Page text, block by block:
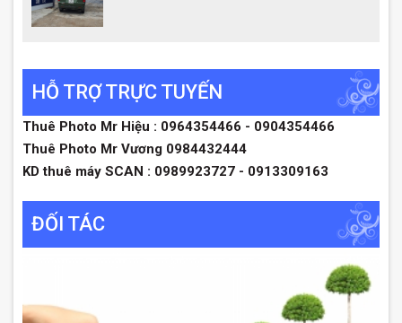
HỖ TRỢ TRỰC TUYẾN
Thuê Photo Mr Hiệu : 0964354466 - 0904354466
Thuê Photo Mr Vương 0984432444
KD thuê máy SCAN : 0989923727 - 0913309163
ĐỐI TÁC